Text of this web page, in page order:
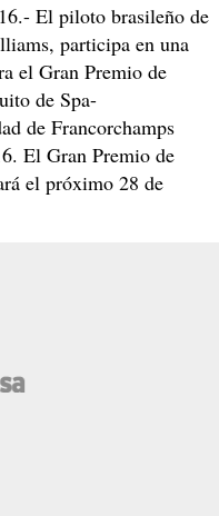
El piloto brasileño de
participa en una
el Gran Premio de
de Spa-
de Francorchamps
El Gran Premio de
el próximo 28 de